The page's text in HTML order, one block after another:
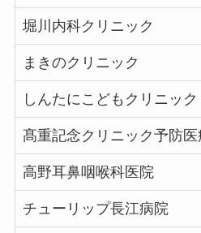
堀川内科クリニック
まきのクリニック
しんたにこどもクリニック
髙重記念クリニック予防
高野耳鼻咽喉科医院
チューリップ長江病院